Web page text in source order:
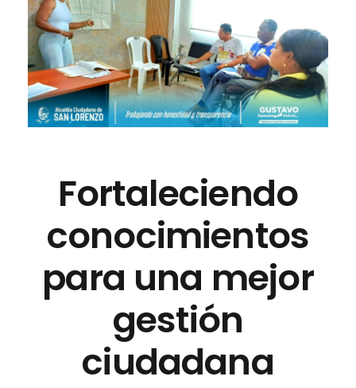
Fortaleciendo
conocimientos
para una mejor
gestión
ciudadana